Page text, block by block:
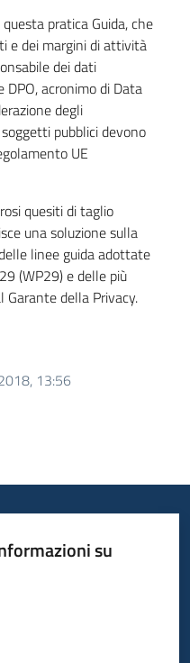
pratica Guida, che
e dei margini di attività
dei dati
DPO, acronimo di Data
degli
pubblici devono
UE
quesiti di taglio
una soluzione sulla
linee guida adottate
(WP29) e delle più
della Privacy.
13:56
su